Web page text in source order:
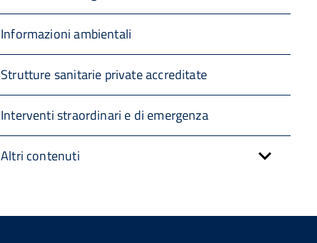
Informazioni ambientali
Strutture sanitarie private accreditate
Interventi straordinari e di emergenza
Altri contenuti